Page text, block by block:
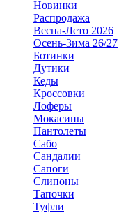
Новинки
Распродажа
Весна-Лето 2026
Осень-Зима 26/27
Ботинки
Дутики
Кеды
Кроссовки
Лоферы
Мокасины
Пантолеты
Сабо
Сандалии
Сапоги
Слипоны
Тапочки
Туфли